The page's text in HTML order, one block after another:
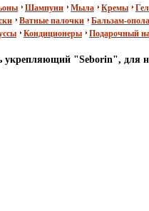
Шампуни Мыла Кремы
Ватные палочки Бальзам-
Кондиционеры Подарочный
"Seborin", для